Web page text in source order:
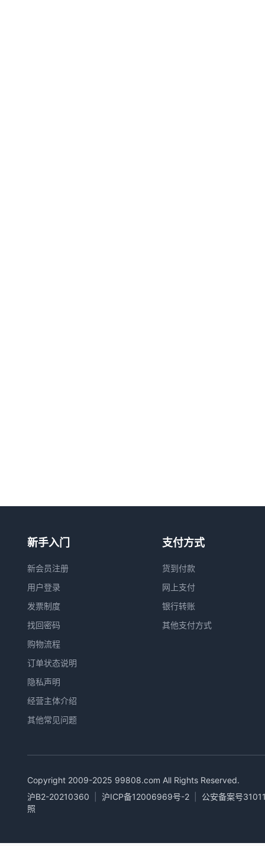
新手入门
新会员注册
用户登录
发票制度
找回密码
购物流程
订单状态说明
隐私声明
经营主体介绍
其他常见问题
支付方式
货到付款
网上支付
银行转账
其他支付方式
Copyright 2009-2025 99808.com All Rights Reserved.
沪B2-20210360
沪ICP备12006969号-2
公安备案号
照